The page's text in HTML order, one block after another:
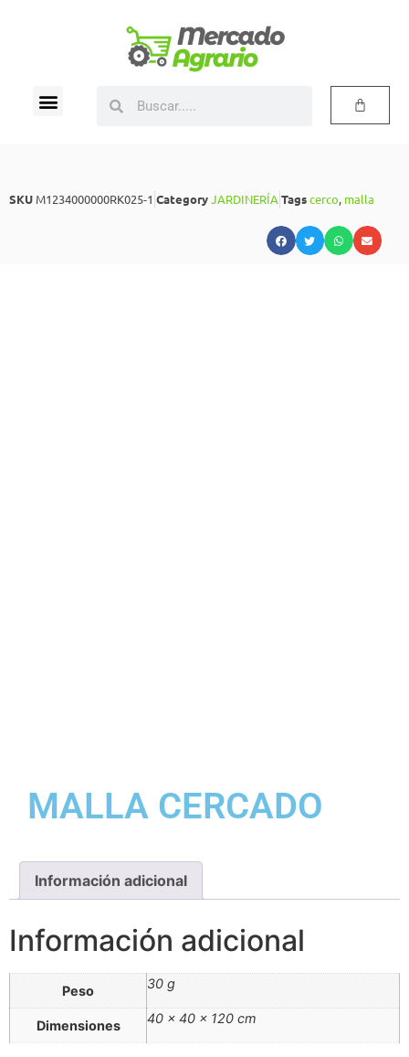
SKU M1234000000RK025-1 CategoryJARDINERÍA Tagscerco, malla
MALLA CERCADO
Información adicional
Información adicional
Peso 30 g
Dimensiones 40 × 40 × 120 cm